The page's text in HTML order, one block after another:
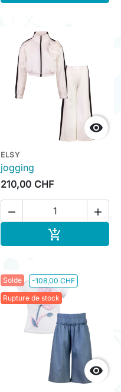

ELSY
jogging
210,00 CHF
 

Solde
-108,00 CHF
Rupture de stock
